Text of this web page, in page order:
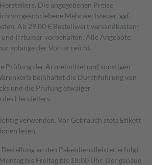
Die angegebenen Preise
vorgeschriebene Mehrwertsteuer, ggf.
Ab 29,00 € Bestell­wert versand­kosten­
Irrtümer vorbehalten. Alle Angebote
solange der Vorrat reicht.
Prüfung der Arzneimittel und sonstigen
beinhaltet die Durchführung von
und die Prüfung etwaiger
Herstellers.
verwenden. Vor Gebrauch stets Etikett
lesen.
an den Paketdienstleister erfolgt
bis Freitag bis 18:00 Uhr. Der genaue